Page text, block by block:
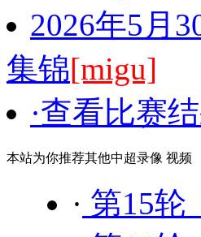
2026年5月
集锦[migu]
·查看比赛结
本站为你推荐其他中超录像 视频
· 第15